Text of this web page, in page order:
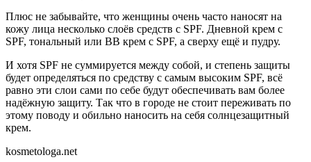
Плюс не забывайте, что женщины очень часто наносят на
кожу лица несколько слоёв средств с SPF. Дневной крем с
SPF, тональный или ВВ крем с SPF, а сверху ещё и пудру.
И хотя SPF не суммируется между собой, и степень защиты
будет определяться по средству с самым высоким SPF, всё
равно эти слои сами по себе будут обеспечивать вам более
надёжную защиту. Так что в городе не стоит переживать по
этому поводу и обильно наносить на себя солнцезащитный
крем.
kosmetologa.net